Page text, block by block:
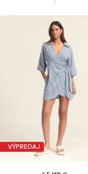
VÝPREDAJ